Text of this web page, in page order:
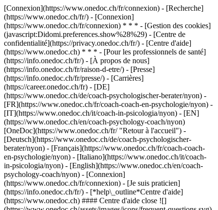
[Connexion](https://www.onedoc.ch/fr/connexion) - [Recherche]
(https://www.onedoc.ch/fr/) - [Connexion]
(https://www.onedoc.ch/fr/connexion) * * * - [Gestion des cookies]
(javascript:Didomi.preferences.show%28%29) - [Centre de
confidentialité](https://privacy.onedoc.ch/fr/) - [Centre d'aide]
(https://www.onedoc.ch) * * * - [Pour les professionnels de santé]
(https://info.onedoc.ch/fr/) - [À propos de nous]
(https://info.onedoc.ch/fr/raison-d-etre/) - [Presse]
(https://info.onedoc.ch/fr/presse/) - [Carrières]
(https://career.onedoc.ch/fr) - [DE]
(https://www.onedoc.ch/de/coach-psychologischer-berater/nyon) -
[FR](https://www.onedoc.ch/fr/coach-coach-en-psychologie/nyon) -
[IT](https://www.onedoc.ch/it/coach-in-psicologia/nyon) - [EN]
(https://www.onedoc.ch/en/coach-psychology-coach/nyon)
[OneDoc](https://www.onedoc.ch/fr/ "Retour à l'accueil") -
[Deutsch](https://www.onedoc.ch/de/coach-psychologischer-
berater/nyon) - [Français](https://www.onedoc.ch/fr/coach-coach-
en-psychologie/nyon) - [Italiano](https://www.onedoc.ch/it/coach-
in-psicologia/nyon) - [English](https://www.onedoc.ch/en/coach-
psychology-coach/nyon) - [Connexion]
(https://www.onedoc.ch/fr/connexion) - [Je suis praticien]
(https://info.onedoc.ch/fr/) - [*help\_outline*Centre d'aide]
(https://www.onedoc.ch) #### Centre d'aide close ![]